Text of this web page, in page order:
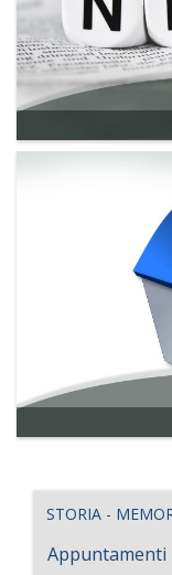
STORIA -
Appuntamenti